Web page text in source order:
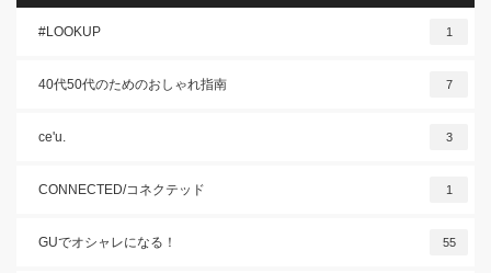
#LOOKUP 1
40代50代のためのおしゃれ指南 7
ce'u. 3
CONNECTED/コネクテッド 1
GUでオシャレになる！ 55